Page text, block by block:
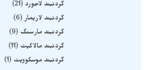
گردنبند لاجورد
21
گردنبند لاریمار 6
گردنبند مارسنگ
9
گردنبند مالاکیت
11
گردنبند موسکوویت
1